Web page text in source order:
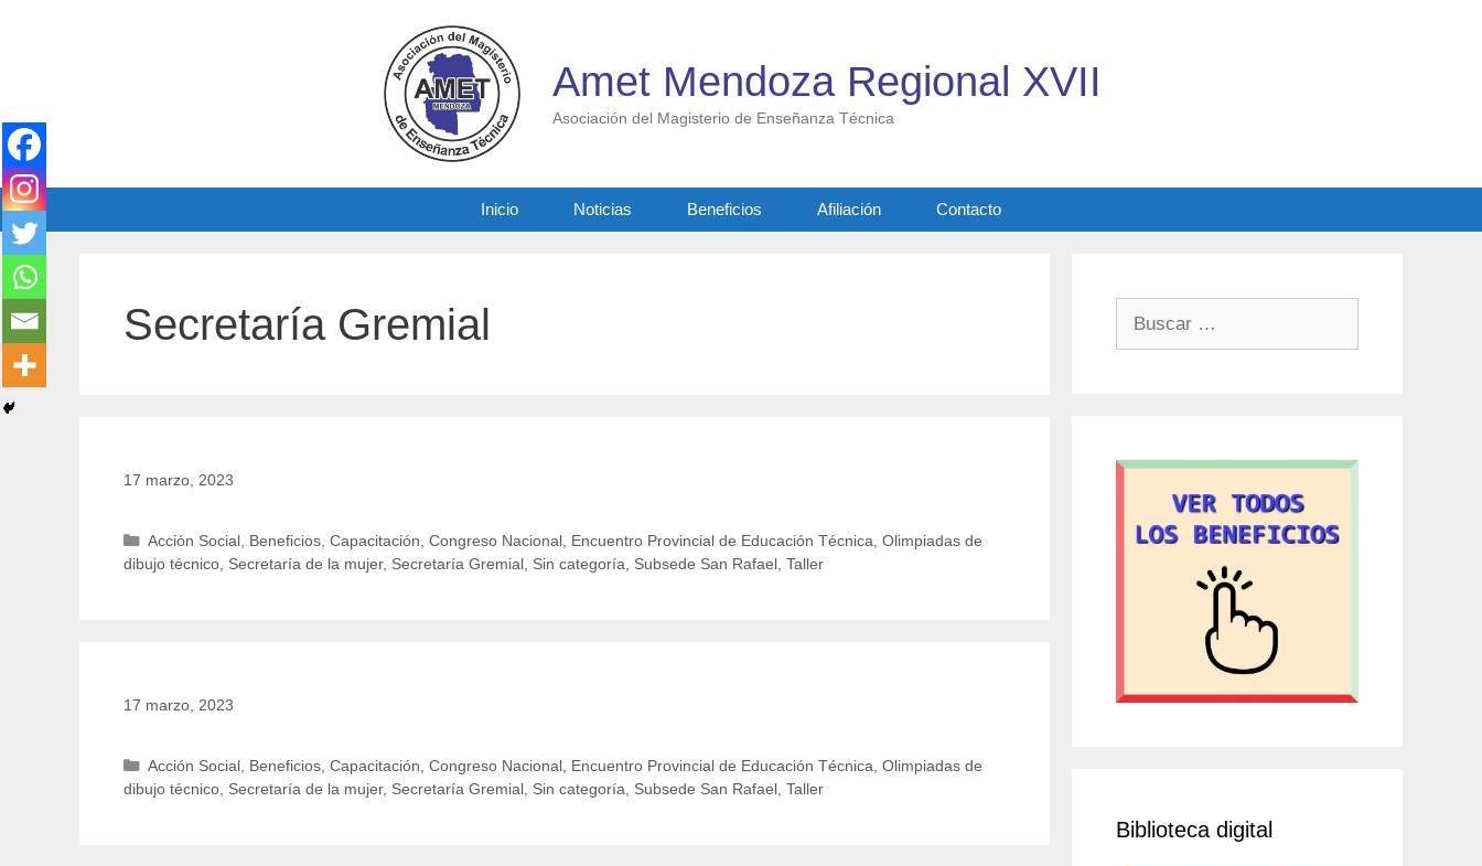
Amet Mendoza Regional XVII
Asociación del Magisterio de Enseñanza Técnica
Inicio Noticias Beneficios Afiliación Contacto
Secretaría Gremial
17 marzo, 2023
Categorías
Acción Social, Beneficios, Capacitación, Congreso Nacional, Encuentro Provincial de Educación Técnica, Olimpiadas de
dibujo técnico, Secretaría de la mujer, Secretaría Gremial, Sin categoría, Subsede San Rafael, Taller
17 marzo, 2023
Categorías
Acción Social, Beneficios, Capacitación, Congreso Nacional, Encuentro Provincial de Educación Técnica, Olimpiadas de
dibujo técnico, Secretaría de la mujer, Secretaría Gremial, Sin categoría, Subsede San Rafael, Taller
Biblioteca digital